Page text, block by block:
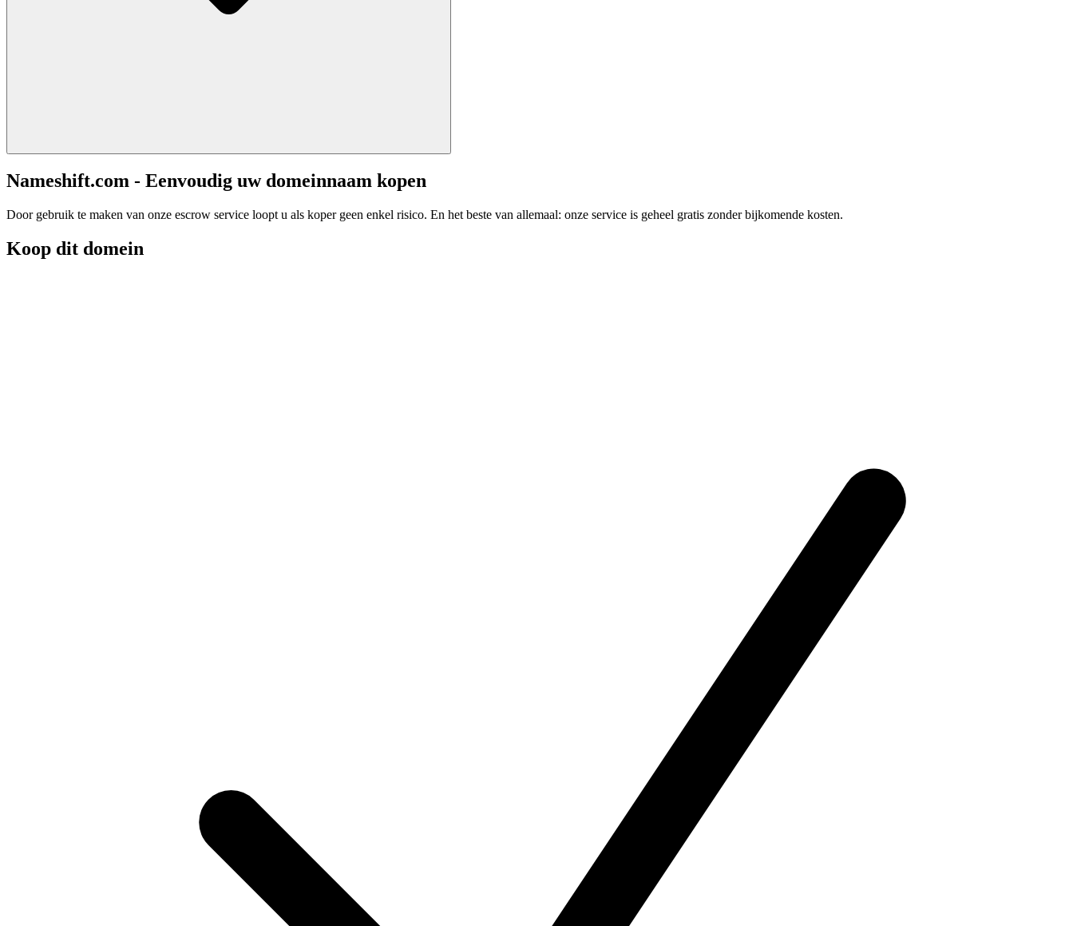
Nameshift.com - Eenvoudig uw domeinnaam kopen
Door gebruik te maken van onze escrow service loopt u als koper geen enkel risico. En het beste van allemaal: onze service is geheel gratis zonder bijkomende kosten.
Koop dit domein